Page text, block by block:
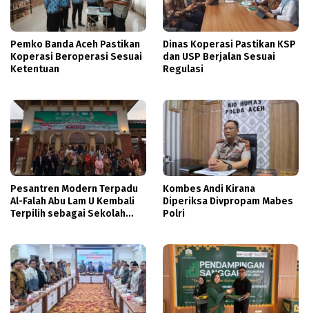
Pemko Banda Aceh Pastikan
Koperasi Beroperasi Sesuai
Ketentuan
Dinas Koperasi Pastikan KSP
dan USP Berjalan Sesuai
Regulasi
Pesantren Modern Terpadu
Al-Falah Abu Lam U Kembali
Terpilih sebagai Sekolah
Kombes Andi Kirana
Diperiksa Divpropam Mabes
Polri